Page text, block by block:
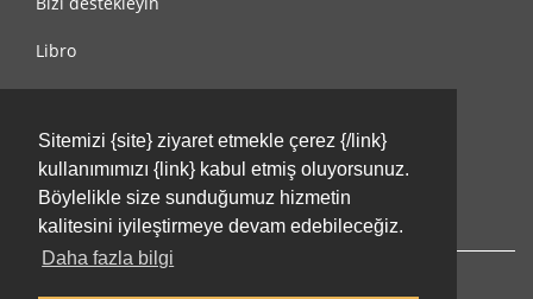
Sitemizi {site} ziyaret etmekle çerez {/link}
kullanımımızı {link} kabul etmiş oluyorsunuz.
Böylelikle size sunduğumuz hizmetin
kalitesini iyileştirmeye devam edebileceğiz.
Daha fazla bilgi
Libro
Kullanım Koşulları
Bize ulaşın